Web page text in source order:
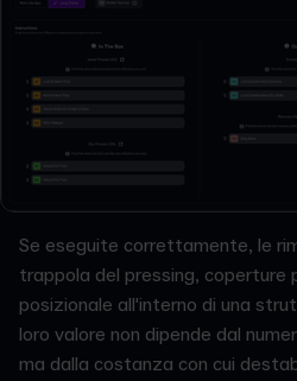
Se eseguite correttamente, le
trappola del pressing, coperture
posizionale all'interno di una
loro valore non dipende dal
ma dalla costanza con cui